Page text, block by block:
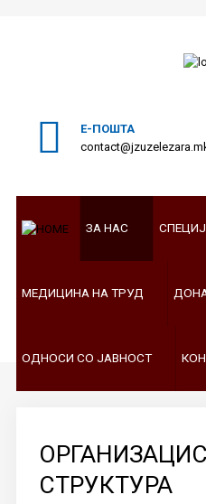
УСЛУГИ
МЕДИЦИНА
ОДНОСИ
СО
Е-ПОШТА
ЗА НАС
МЕДИЦИНА НА ТРУД
ОДНОСИ СО ЈАВНОСТ
Пребарајте на
СТРУКТУРА